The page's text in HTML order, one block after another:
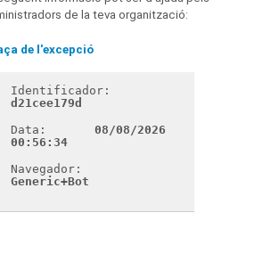
de la teva organització:
de l'excepció
d21cee179d
Data:
08/08/2026
00:56:34
Generic+Bot